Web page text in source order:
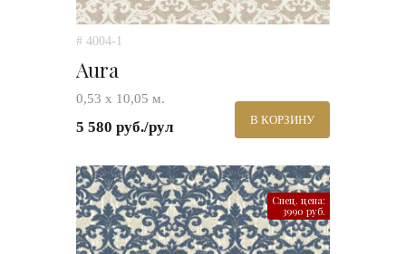
# 4004-1
Aura
0,53 х 10,05 м.
5 580 руб./рул В КОРЗИНУ
Спец. цена:
3990 руб.